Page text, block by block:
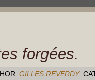
forgées.
GILLES REVERDY